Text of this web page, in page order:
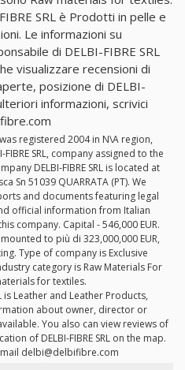
SRL è Prodotti in pelle e
Le informazioni su
di DELBI-FIBRE SRL
visualizzare recensioni di
posizione di DELBI-
informazioni, scrivici
registered 2004 in N\A region,
SRL, company assigned to the
DELBI-FIBRE SRL is located at
Sn 51039 QUARRATA (PT). We
and documents featuring legal
official information from Italian
company. Capital - 546,000 EUR.
to più di 323,000,000 EUR,
Type of company is Exclusive
category is Raw Materials For
for textiles.
is Leather and Leather Products,
about owner, director or
You also can view reviews of
of DELBI-FIBRE SRL on the map.
delbi@delbifibre.com